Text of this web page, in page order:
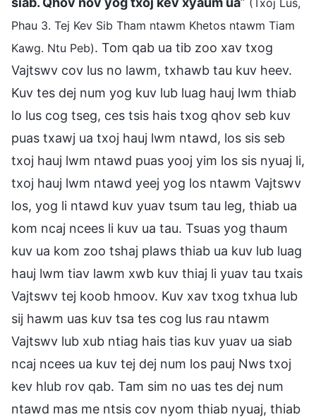
Phau 3. Tej Kev Sib Tham ntawm Khetos ntawm Tiam
Kawg. Ntu Peb). Tom qab ua tib zoo xav txog
Vajtswv cov lus no lawm, txhawb tau kuv heev.
Kuv tes dej num yog kuv lub luag hauj lwm thiab
lo lus cog tseg, ces tsis hais txog qhov seb kuv
puas txawj ua txoj hauj lwm ntawd, los sis seb
txoj hauj lwm ntawd puas yooj yim los sis nyuaj li,
txoj hauj lwm ntawd yeej yog los ntawm Vajtswv
los, yog li ntawd kuv yuav tsum tau leg, thiab ua
kom ncaj ncees li kuv ua tau. Tsuas yog thaum
kuv ua kom zoo tshaj plaws thiab ua kuv lub luag
hauj lwm tiav lawm xwb kuv thiaj li yuav tau txais
Vajtswv tej koob hmoov. Kuv xav txog txhua lub
sij hawm uas kuv tsa tes cog lus rau ntawm
Vajtswv lub xub ntiag hais tias kuv yuav ua siab
ncaj ncees ua kuv tej dej num los pauj Nws txoj
kev hlub rov qab. Tam sim no uas tes dej num
ntawd mas me ntsis cov nyom thiab nyuaj, thiab